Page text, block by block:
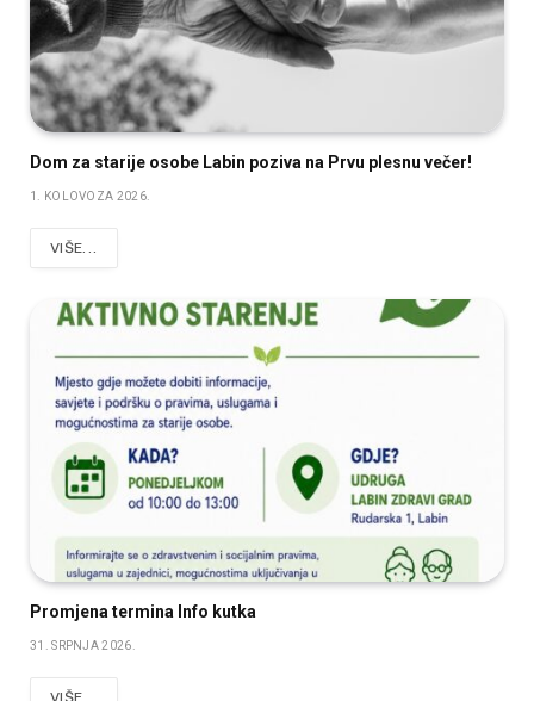
Dom za starije osobe Labin poziva na Prvu plesnu večer!
1. KOLOVOZA 2026.
VIŠE...
Promjena termina Info kutka
31. SRPNJA 2026.
VIŠE...